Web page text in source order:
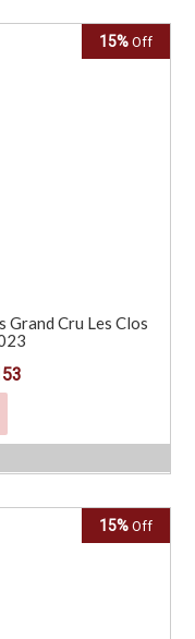
15% Off
Cru Les Clos
15% Off